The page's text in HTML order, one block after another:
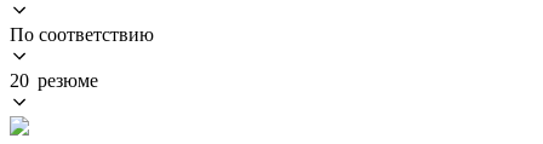
По соответствию
20 резюме